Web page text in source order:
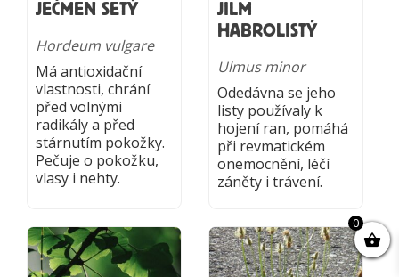
JEČMEN SETÝ
Hordeum vulgare
Má antioxidační
vlastnosti, chrání
před volnými
radikály a před
stárnutím pokožky.
Pečuje o pokožku,
vlasy i nehty.
JILM
HABROLISTÝ
Ulmus minor
Odedávna se jeho
listy používaly k
hojení ran, pomáhá
při revmatickém
onemocnění, léčí
záněty i trávení.
0